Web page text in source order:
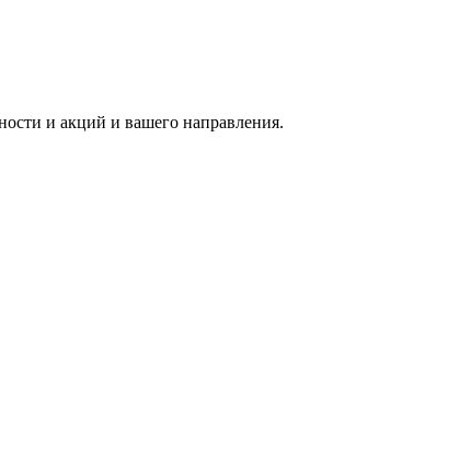
и акций и вашего направления.